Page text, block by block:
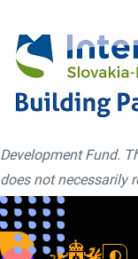
Development Fund.
does not necessarily
www.skhu.eu